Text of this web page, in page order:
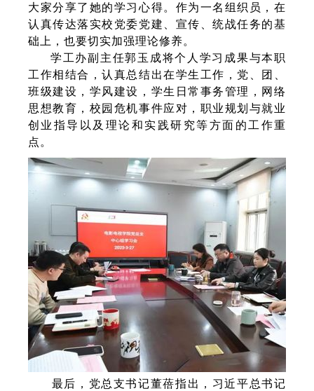
大家分享了她的学习心得。作为一名组织员，在
认真传达落实校党委党建、宣传、统战任务的基
础上，也要切实加强理论修养。
学工办副主任郭玉成将个人学习成果与本职
工作相结合，认真总结出在学生工作，党、团、
班级建设，学风建设，学生日常事务管理，网络
思想教育，校园危机事件应对，职业规划与就业
创业指导以及理论和实践研究等方面的工作重
点。
最后，党总支书记董蓓指出，习近平总书记